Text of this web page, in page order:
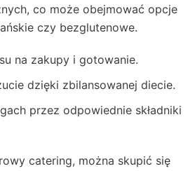
co może obejmować opcje
czy bezglutenowe.
na zakupy i gotowanie.
dzięki zbilansowanej diecie.
przez odpowiednie składniki
catering, można skupić się